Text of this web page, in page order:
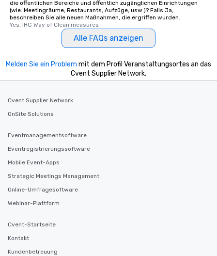
die öffentlichen Bereiche und öffentlich zugänglichen Einrichtungen
(wie: Meetingräume, Restaurants, Aufzüge, usw.)? Falls Ja,
beschreiben Sie alle neuen Maßnahmen, die ergriffen wurden.
Yes, IHG Way of Clean measures
Alle FAQs anzeigen
Melden Sie ein Problem mit dem Profil Veranstaltungsortes an das
Cvent Supplier Network.
Cvent Supplier Network
OnSite Solutions
Eventmanagementsoftware
Eventregistrierungssoftware
Mobile Event-Apps
Strategic Meetings Management
Online-Umfragesoftware
Webinar-Plattform
Cvent-Startseite
Kontakt
Kundenbetreuung